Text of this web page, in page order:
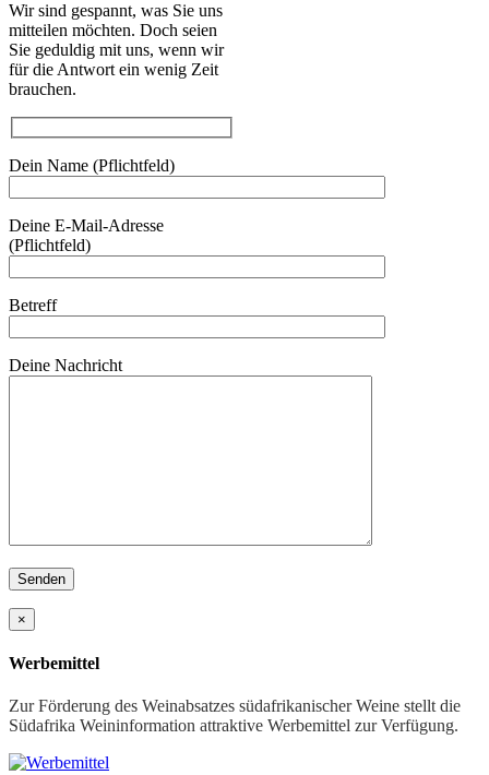
Wir sind gespannt, was Sie uns
mitteilen möchten. Doch seien
Sie geduldig mit uns, wenn wir
für die Antwort ein wenig Zeit
brauchen.
Dein Name (Pflichtfeld)
Deine E-Mail-Adresse
(Pflichtfeld)
Betreff
Deine Nachricht
×
Werbemittel
Zur Förderung des Weinabsatzes südafrikanischer Weine stellt die
Südafrika Weininformation attraktive Werbemittel zur Verfügung.